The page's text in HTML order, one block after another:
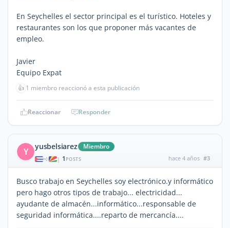
En Seychelles el sector principal es el turístico. Hoteles y
restaurantes son los que proponer más vacantes de
empleo.
Javier
Equipo Expat
👍 1 miembro reaccionó a esta publicación
Reaccionar Responder
Y yusbelsiarez Miembro
| 1 POSTS hace 4 años #3
Busco trabajo en Seychelles soy electrónico.y informático
pero hago otros tipos de trabajo... electricidad...
ayudante de almacén...informático...responsable de
seguridad informática....reparto de mercancía....